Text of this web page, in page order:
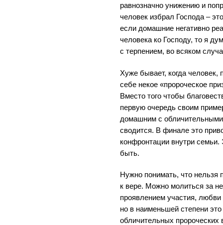
равнозначно унижению и
человек избрал Господа –
если домашние негативно
человека ко Господу, то я
с терпением, во всяком
Хуже бывает, когда человек,
себе некое «пророческое
Вместо того чтобы
первую очередь своим
домашним с
сводится. В финале это
конфронтации внутри
быть.
Нужно понимать, что нельзя
к вере. Можно молиться за
проявлением участия,
но в наименьшей степени
обличительных пророческих